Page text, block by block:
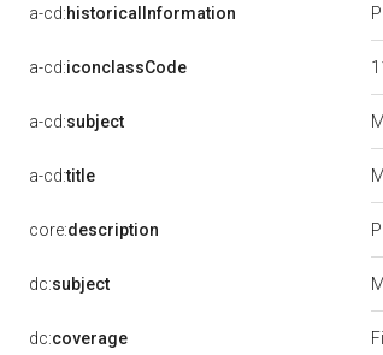
a-cd:historicalInformation
a-cd:iconclassCode
a-cd:subject
a-cd:title
core:description
dc:subject
dc:coverage